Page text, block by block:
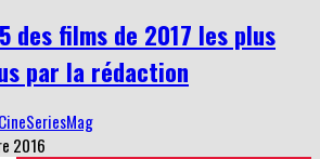
des films de 2017 les plus
par la rédaction
2016